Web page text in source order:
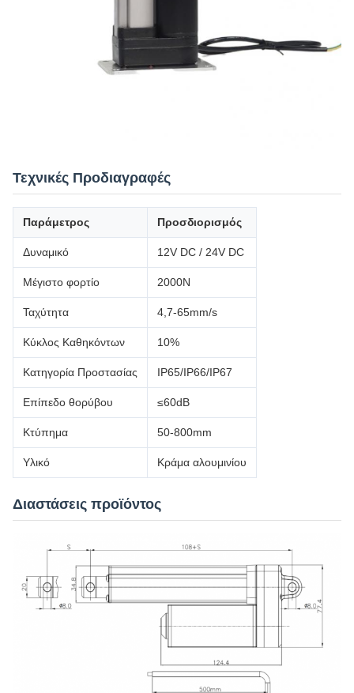
Τεχνικές Προδιαγραφές
Παράμετρος Προσδιορισμός
Δυναμικό 12V DC / 24V DC
Μέγιστο φορτίο 2000Ν
Ταχύτητα 4,7-65mm/s
Κύκλος Καθηκόντων 10%
Κατηγορία Προστασίας IP65/IP66/IP67
Επίπεδο θορύβου ≤60dB
Κτύπημα 50-800mm
Υλικό Κράμα αλουμινίου
Διαστάσεις προϊόντος